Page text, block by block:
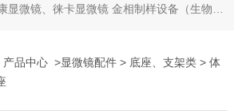
设备（生物显微镜、金相显微镜、体视显微镜、工业显微镜、数码显微镜、荧光显微镜、显微成像系统、显微图像分析软件、显微镜配件等等
产品中心 >显微镜配件 > 底座、支架类> 体